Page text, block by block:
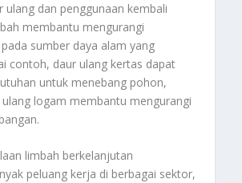
ulang dan penggunaan kembali
membantu mengurangi
sumber daya alam yang
contoh, daur ulang kertas dapat
untuk menebang pohon,
logam membantu mengurangi
limbah berkelanjutan
peluang kerja di berbagai sektor,